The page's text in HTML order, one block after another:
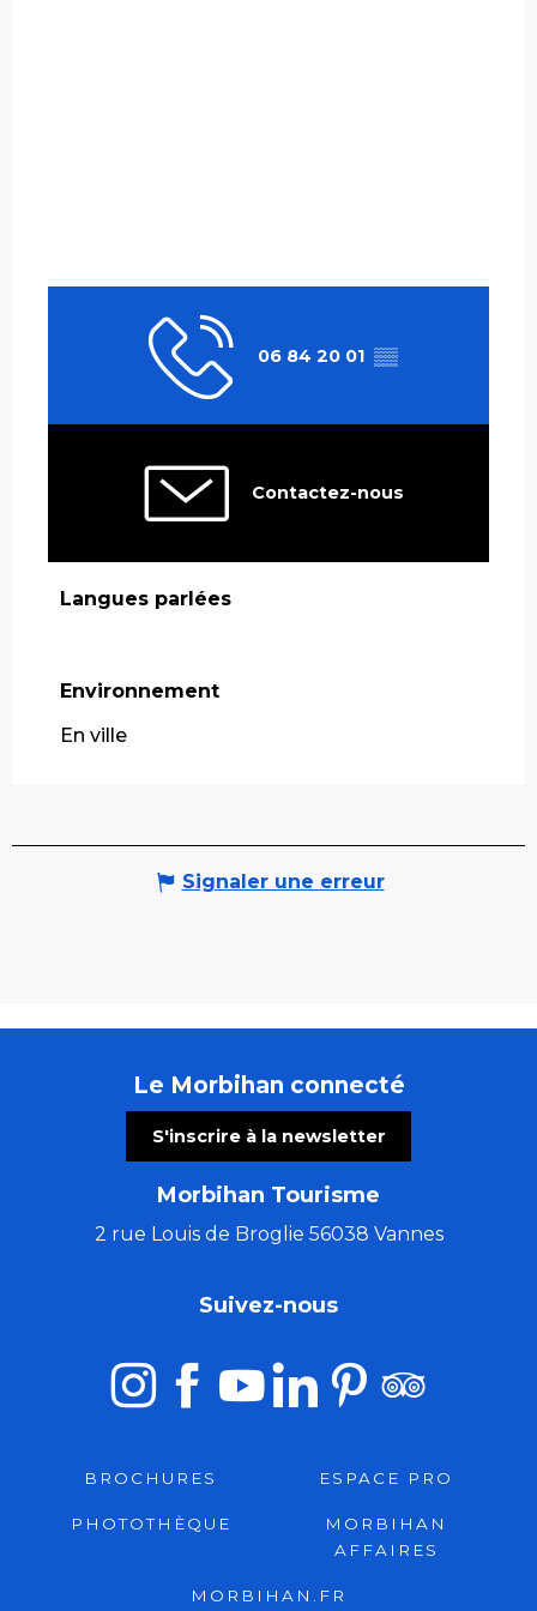
06 84 20 01 ▒▒
Contactez-nous
Langues parlées
Langues parlées
Environnement
Environnement
En ville
Signaler une erreur
Le Morbihan connecté
S'inscrire à la newsletter
Morbihan Tourisme
2 rue Louis de Broglie 56038 Vannes
Suivez-nous
BROCHURES ESPACE PRO
PHOTOTHÈQUE
MORBIHAN
AFFAIRES
MORBIHAN.FR